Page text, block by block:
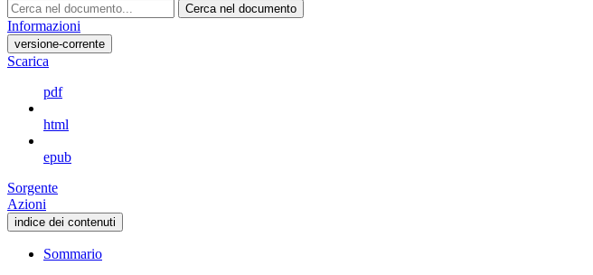
Cerca nel documento
Informazioni
versione-corrente
Scarica
pdf
html
epub
Sorgente
Azioni
indice dei contenuti
Sommario